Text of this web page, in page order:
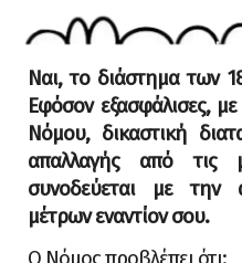
"You
lick
Ναι, το διάστημα των
Εφόσον εξασφάλισες,
Νόμου, δικαστική
απαλλαγής απότις
συνοδεύεται με την
μέτρων εναντίον σου.